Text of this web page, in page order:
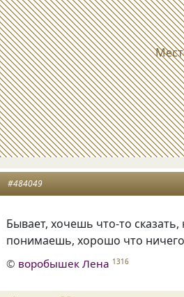
#484049
Бывает, хочешь что-то
понимаешь, хорошо что
© воробышек Лена 1316